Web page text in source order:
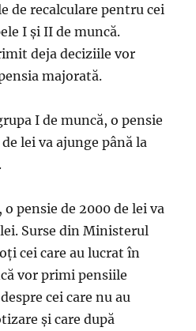
de recalculare pentru cei
I şi II de muncă.
deja deciziile vor
majorată.
I de muncă, o pensie
lei va ajunge până la
pensie de 2000 de lei va
Surse din Ministerul
cei care au lucrat în
vor primi pensiile
cei care nu au
şi care după